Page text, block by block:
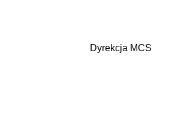
Dyrekcja MCS